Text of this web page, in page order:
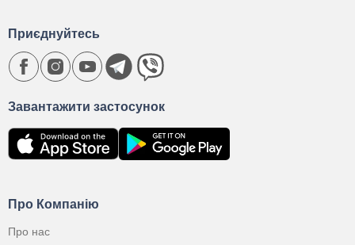
Про Компанію
Про нас
Завантажити застосунок
Приєднуйтесь